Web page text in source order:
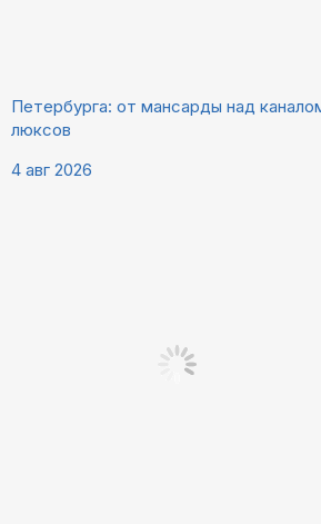
Петербурга: от мансарды над
люксов
4 авг 2026